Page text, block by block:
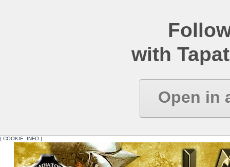
with
Open in
{ COOKIE_INFO }